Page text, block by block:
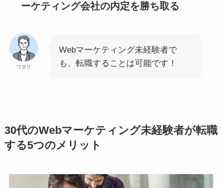
ーケティング会社の内定を勝ち取る
ワタリ
Webマーケティング未経験者で
も、転職することは可能です！
30代のWebマーケティング未経験者が転職
する5つのメリット